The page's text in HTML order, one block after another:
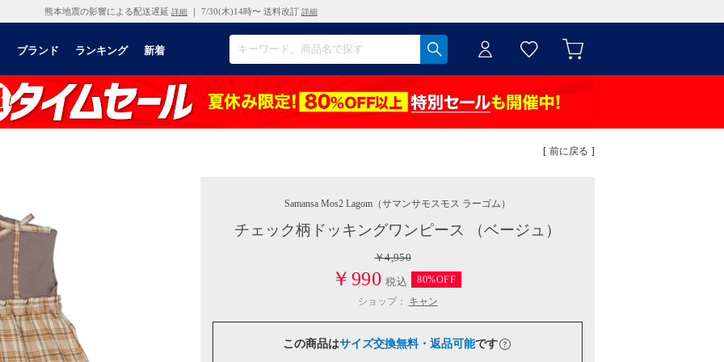
熊本地震の影響による配送遅延 詳細 ｜ 7/30(木)14時〜 送料改訂 詳細
ブランド ランキング 新着
[ 前に戻る ]
Samansa Mos2 Lagom （サマンサモスモス ラーゴム）
チェック柄ドッキングワンピース （ベージュ）
￥4,950
￥990 税込
80%OFF
ショップ：
キャン
この商品はサイズ交換無料・返品可能です